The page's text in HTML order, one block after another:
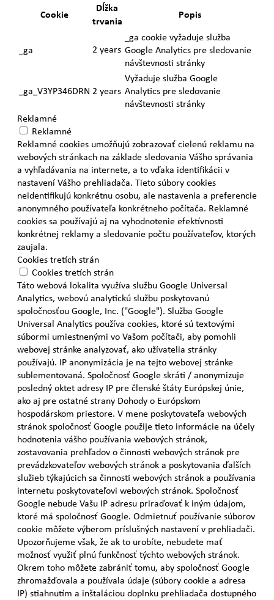
Cookie
Dĺžka
trvania
Popis
_ga 2 years
_ga cookie vyžaduje služba
Google Analytics pre sledovanie
návštevnosti stránky
_ga_V3YP346DRN 2 years
Vyžaduje služba Google
Analytics pre sledovanie
návštevnosti stránky
Reklamné
Reklamné
Reklamné cookies umožňujú zobrazovať cielenú reklamu na
webových stránkach na základe sledovania Vášho správania
a vyhľadávania na internete, a to vďaka identifikácii v
nastavení Vášho prehliadača. Tieto súbory cookies
neidentifikujú konkrétnu osobu, ale nastavenia a preferencie
anonymného používateľa konkrétneho počítača. Reklamné
cookies sa používajú aj na vyhodnotenie efektívnosti
konkrétnej reklamy a sledovanie počtu používateľov, ktorých
zaujala.
Cookies tretích strán
Cookies tretích strán
Táto webová lokalita využíva službu Google Universal
Analytics, webovú analytickú službu poskytovanú
spoločnosťou Google, Inc. ("Google"). Služba Google
Universal Analytics používa cookies, ktoré sú textovými
súbormi umiestnenými vo Vašom počítači, aby pomohli
webovej stránke analyzovať, ako užívatelia stránky
používajú. IP anonymizácia je na tejto webovej stránke
sublementovaná. Spoločnosť Google skráti / anonymizuje
posledný oktet adresy IP pre členské štáty Európskej únie,
ako aj pre ostatné strany Dohody o Európskom
hospodárskom priestore. V mene poskytovateľa webových
stránok spoločnosť Google použije tieto informácie na účely
hodnotenia vášho používania webových stránok,
zostavovania prehľadov o činnosti webových stránok pre
prevádzkovateľov webových stránok a poskytovania ďalších
služieb týkajúcich sa činnosti webových stránok a používania
internetu poskytovateľovi webových stránok. Spoločnosť
Google nebude Vašu IP adresu priraďovať k iným údajom,
ktoré má spoločnosť Google. Odmietnuť používanie súborov
cookie môžete výberom príslušných nastavení v prehliadači.
Upozorňujeme však, že ak to urobíte, nebudete mať
možnosť využiť plnú funkčnosť týchto webových stránok.
Okrem toho môžete zabrániť tomu, aby spoločnosť Google
zhromažďovala a používala údaje (súbory cookie a adresa
IP) stiahnutím a inštaláciou doplnku prehliadača dostupného